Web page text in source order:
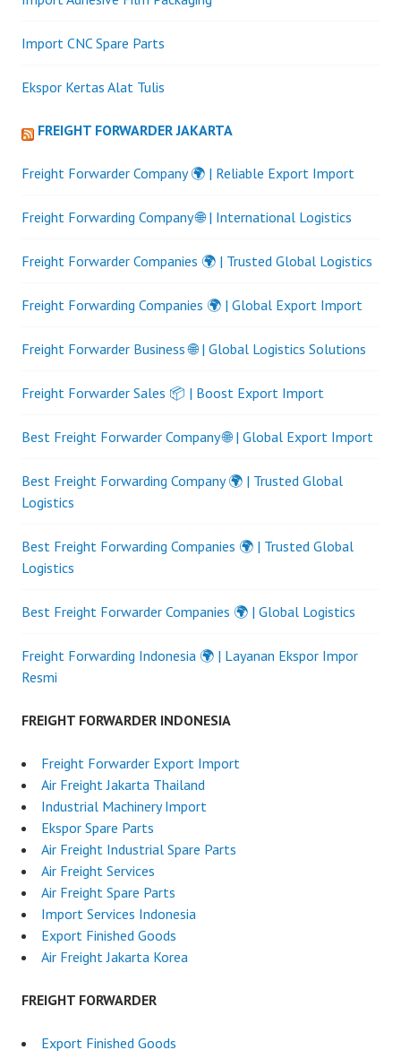
Import CNC Spare Parts
Ekspor Kertas Alat Tulis
FREIGHT FORWARDER JAKARTA
Freight Forwarder Company 🌍 | Reliable Export Import
Freight Forwarding Company 🌐 | International Logistics
Freight Forwarder Companies 🌍 | Trusted Global Logistics
Freight Forwarding Companies 🌍 | Global Export Import
Freight Forwarder Business 🌐 | Global Logistics Solutions
Freight Forwarder Sales 📦 | Boost Export Import
Best Freight Forwarder Company 🌐 | Global Export Import
Best Freight Forwarding Company 🌍 | Trusted Global
Logistics
Best Freight Forwarding Companies 🌍 | Trusted Global
Logistics
Best Freight Forwarder Companies 🌍 | Global Logistics
Freight Forwarding Indonesia 🌍 | Layanan Ekspor Impor
Resmi
FREIGHT FORWARDER INDONESIA
Freight Forwarder Export Import
Air Freight Jakarta Thailand
Industrial Machinery Import
Ekspor Spare Parts
Air Freight Industrial Spare Parts
Air Freight Services
Air Freight Spare Parts
Import Services Indonesia
Export Finished Goods
Air Freight Jakarta Korea
FREIGHT FORWARDER
Export Finished Goods